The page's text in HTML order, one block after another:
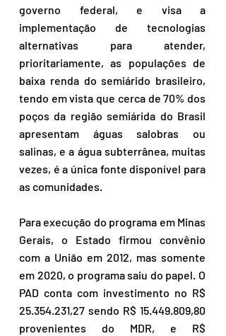
governo federal, e visa a
implementação de tecnologias
alternativas para atender,
prioritariamente, as populações de
baixa renda do semiárido brasileiro,
tendo em vista que cerca de 70% dos
poços da região semiárida do Brasil
apresentam águas salobras ou
salinas, e a água subterrânea, muitas
vezes, é a única fonte disponível para
as comunidades.
Para execução do programa em Minas
Gerais, o Estado firmou convênio
com a União em 2012, mas somente
em 2020, o programa saiu do papel. O
PAD conta com investimento no R$
25.354.231,27 sendo R$ 15.449.809,80
provenientes do MDR, e R$